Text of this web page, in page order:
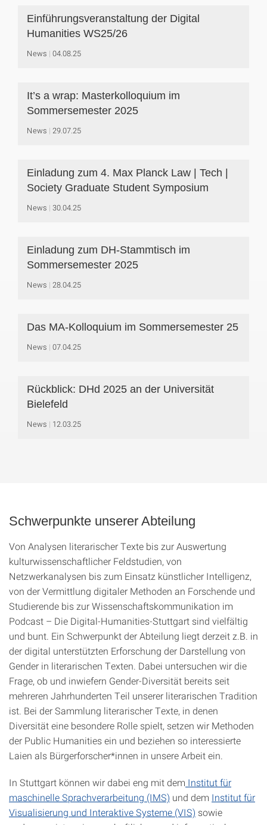
Einführungsveranstaltung der Digital
Humanities WS25/26
News 04.08.25
It’s a wrap: Masterkolloquium im
Sommersemester 2025
News 29.07.25
Einladung zum 4. Max Planck Law | Tech |
Society Graduate Student Symposium
News 30.04.25
Einladung zum DH-Stammtisch im
Sommersemester 2025
News 28.04.25
Das MA-Kolloquium im Sommersemester 25
News 07.04.25
Rückblick: DHd 2025 an der Universität
Bielefeld
News 12.03.25
Schwerpunkte unserer Abteilung
Von Analysen literarischer Texte bis zur Auswertung
kulturwissenschaftlicher Feldstudien, von
Netzwerkanalysen bis zum Einsatz künstlicher Intelligenz,
von der Vermittlung digitaler Methoden an Forschende und
Studierende bis zur Wissenschaftskommunikation im
Podcast – Die Digital-Humanities-Stuttgart sind vielfältig
und bunt. Ein Schwerpunkt der Abteilung liegt derzeit z.B. in
der digital unterstützten Erforschung der Darstellung von
Gender in literarischen Texten. Dabei untersuchen wir die
Frage, ob und inwiefern Gender-Diversität bereits seit
mehreren Jahrhunderten Teil unserer literarischen Tradition
ist. Bei der Sammlung literarischer Texte, in denen
Diversität eine besondere Rolle spielt, setzen wir Methoden
der Public Humanities ein und beziehen so interessierte
Laien als Bürgerforscher*innen in unsere Arbeit ein.
In Stuttgart können wir dabei eng mit dem Institut für
maschinelle Sprachverarbeitung (IMS) und dem Institut für
Visualisierung und Interaktive Systeme (VIS) sowie